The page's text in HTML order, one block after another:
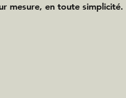
mesure, en toute simplicité.